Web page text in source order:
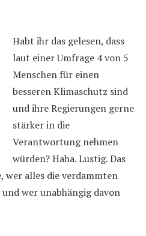
Habt ihr das gelesen, dass
laut einer Umfrage 4 von 5
Menschen für einen
besseren Klimaschutz sind
und ihre Regierungen gerne
stärker in die
Verantwortung nehmen
würden? Haha. Lustig. Das
wer alles die verdammten
wer unabhängig davon